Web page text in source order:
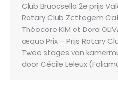
Club Bruocsella 2e prijs
Rotary Club Zottegem
Théodore KIM et Dora
æquo Prix – Prijs Rotary
Twee stages van
door Cécile Leleux